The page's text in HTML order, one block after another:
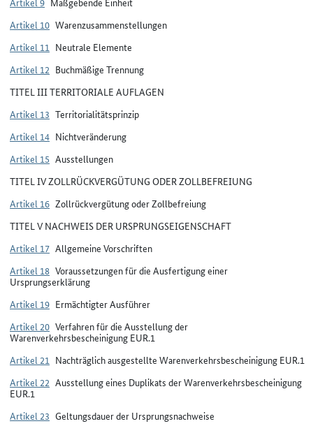
Artikel 10 Warenzusammenstellungen
Artikel 11 Neutrale Elemente
Artikel 12 Buchmäßige Trennung
TITEL III TERRITORIALE AUFLAGEN
Artikel 13 Territorialitätsprinzip
Artikel 14 Nichtveränderung
Artikel 15 Ausstellungen
TITEL IV ZOLLRÜCKVERGÜTUNG ODER ZOLLBEFREIUNG
Artikel 16 Zollrückvergütung oder Zollbefreiung
TITEL V NACHWEIS DER URSPRUNGSEIGENSCHAFT
Artikel 17 Allgemeine Vorschriften
Artikel 18 Voraussetzungen für die Ausfertigung einer
Ursprungserklärung
Artikel 19 Ermächtigter Ausführer
Artikel 20 Verfahren für die Ausstellung der
Warenverkehrsbescheinigung EUR.1
Artikel 21 Nachträglich ausgestellte Warenverkehrsbescheinigung EUR.1
Artikel 22 Ausstellung eines Duplikats der Warenverkehrsbescheinigung
EUR.1
Artikel 23 Geltungsdauer der Ursprungsnachweise